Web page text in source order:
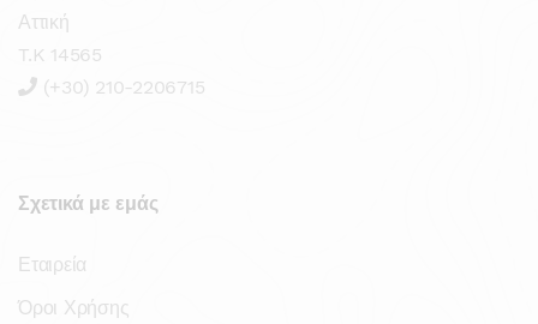
Αττική
T.K 14565
(+30) 210-2206715
Σχετικά με εμάς
Εταιρεία
Όροι Χρήσης